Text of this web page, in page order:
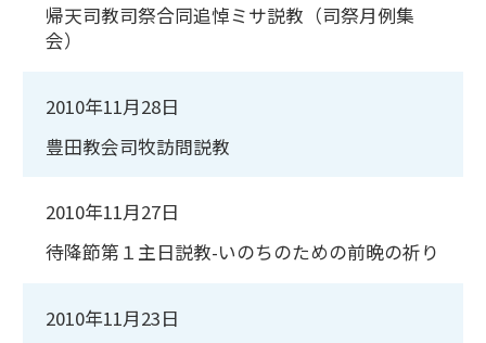
帰天司教司祭合同追悼ミサ説教（司祭月例集
会）
2010年11月28日
豊田教会司牧訪問説教
2010年11月27日
待降節第１主日説教-いのちのための前晩の祈り
2010年11月23日